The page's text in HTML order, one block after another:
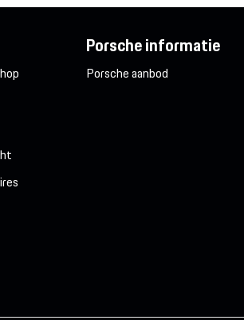
Porsche informatie
Porsche aanbod